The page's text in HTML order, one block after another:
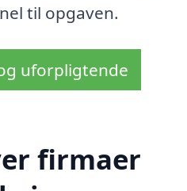
til opgaven.
uforpligtende
firmaer